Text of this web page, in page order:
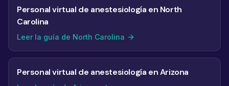
Personal virtual de anestesiología en North
Carolina
Leer la guía de North Carolina
Personal virtual de anestesiología en Arizona